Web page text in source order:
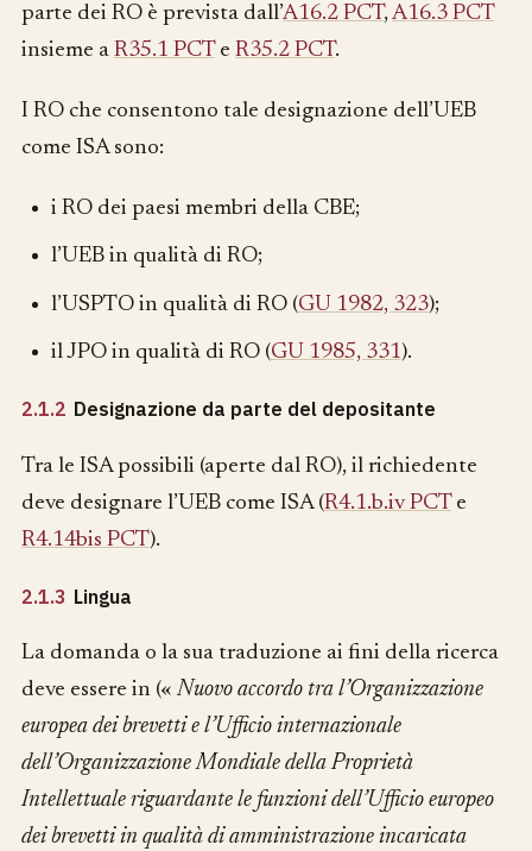
parte dei RO è prevista dall’A16.2 PCT,A16.3 PCT
insieme a R35.1 PCTe R35.2 PCT.
I RO che consentono tale designazione dell’UEB
come ISA sono:
i RO dei paesi membri della CBE;
l’UEB in qualità di RO;
l’USPTO in qualità di RO (GU 1982, 323);
il JPO in qualità di RO (GU 1985, 331).
2.1.2 Designazione da parte del depositante
Tra le ISA possibili (aperte dal RO), il richiedente
deve designare l’UEB come ISA (R4.1.b.iv PCTe
R4.14bis PCT).
2.1.3 Lingua
La domanda o la sua traduzione ai fini della ricerca
deve essere in (« Nuovo accordo tra l’Organizzazione
europea dei brevetti e l’Ufficio internazionale
dell’Organizzazione Mondiale della Proprietà
Intellettuale riguardante le funzioni dell’Ufficio europeo
dei brevetti in qualità di amministrazione incaricata